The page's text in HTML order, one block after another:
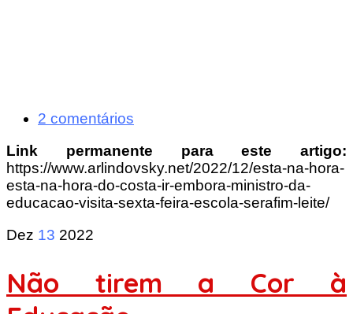
2 comentários
Link permanente para este artigo:
https://www.arlindovsky.net/2022/12/esta-na-hora-
esta-na-hora-do-costa-ir-embora-ministro-da-
educacao-visita-sexta-feira-escola-serafim-leite/
Dez 13 2022
Não tirem a Cor à